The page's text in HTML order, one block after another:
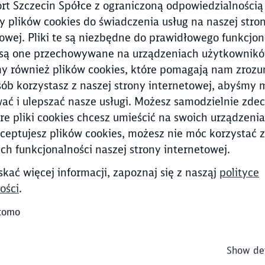
Szczecin Spółce z ograniczoną odpowiedzialnością
plików cookies do świadczenia usług na naszej
Pliki te są niezbędne do prawidłowego
one przechowywane na urządzeniach
również plików cookies, które pomagają nam
korzystasz z naszej strony internetowej, abyśmy
i ulepszać nasze usługi. Możesz samodzielnie
pliki cookies chcesz umieścić na swoich
plików cookies, możesz nie móc korzystać
funkcjonalności naszej strony internetowej.
więcej informacji, zapoznaj się z nasząj polityce
.
Show
Close
Would you like to be forwarded to?
Abort Go